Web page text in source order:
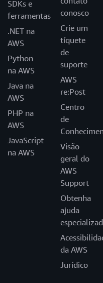
SDKs e
ferramentas
.NET na
AWS
Python
na AWS
Java na
AWS
PHP na
AWS
JavaScript
na AWS
conosco
Crie um
tíquete
de
suporte
AWS
re:Post
Centro
de
Visão
geral do
AWS
Support
Obtenha
ajuda
da AWS
Jurídico